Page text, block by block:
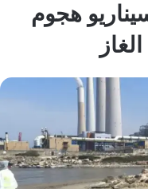
هجوم